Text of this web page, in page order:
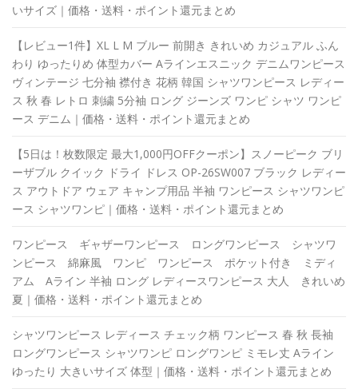
いサイズ｜価格・送料・ポイント還元まとめ
【レビュー1件】XL L M ブルー 前開き きれいめ カジュアル ふん
わり ゆったりめ 体型カバー Aラインエスニック デニムワンピース
ヴィンテージ 七分袖 襟付き 花柄 韓国 シャツワンピース レディー
ス 秋 春 レトロ 刺繍 5分袖 ロング ジーンズ ワンピ シャツ ワンピ
ース デニム｜価格・送料・ポイント還元まとめ
【5日は！枚数限定 最大1,000円OFFクーポン】スノーピーク ブリ
ーザブル クイック ドライ ドレス OP-26SW007 ブラック レディー
ス アウトドア ウェア キャンプ用品 半袖 ワンピース シャツワンピ
ース シャツワンピ｜価格・送料・ポイント還元まとめ
ワンピース ギャザーワンピース ロングワンピース シャツワ
ンピース 綿麻風 ワンピ ワンピース ポケット付き ミディ
アム Aライン 半袖 ロング レディースワンピース 大人 きれいめ
夏｜価格・送料・ポイント還元まとめ
シャツワンピース レディース チェック柄 ワンピース 春 秋 長袖
ロングワンピース シャツワンピ ロングワンピ ミモレ丈 Aライン
ゆったり 大きいサイズ 体型｜価格・送料・ポイント還元まとめ